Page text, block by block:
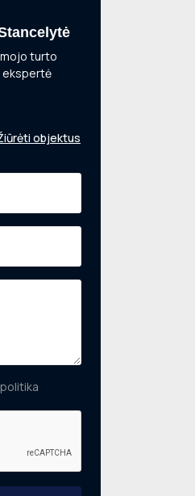
turto
ekspertė
objektus